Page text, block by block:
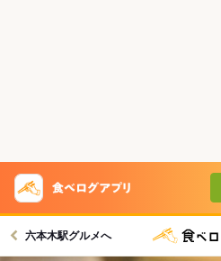
六本木駅グルメへ